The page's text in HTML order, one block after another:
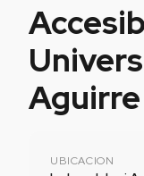
Aguirre
UBICACION